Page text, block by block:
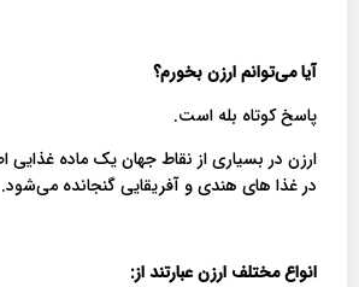
آیا می‌توانم ارزن بخورم؟
پاسخ کوتاه بله است.
ارزن در بسیاری از نقاط جهان یک ماده
در غذا های هندی و آفریقایی گنجانده می‌شود.
انواع مختلف ارزن عبارتند از: